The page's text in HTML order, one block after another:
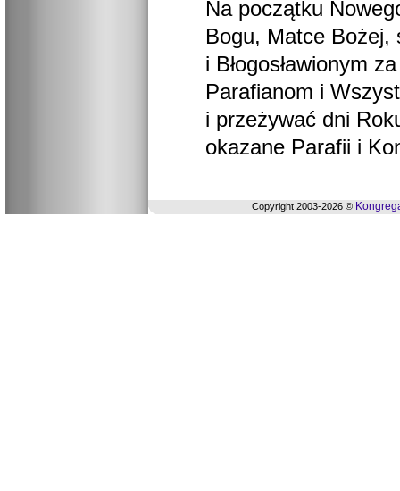
Na początku
Bogu, Matce Bożej,
i Błogosławionym
Parafianom i
i przeżywać dni
okazane Parafii i
Copyright 2003-2026 ©